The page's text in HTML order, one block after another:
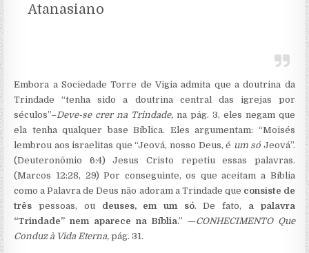
Atanasiano
Embora a Sociedade Torre de Vigia admita que a doutrina da
Trindade “tenha sido a doutrina central das igrejas por
séculos”–Deve-se crer na Trindade, na pág. 3, eles negam que
ela tenha qualquer base Bíblica. Eles argumentam: “Moisés
lembrou aos israelitas que “Jeová, nosso Deus, é um só Jeová”.
(Deuteronômio 6:4) Jesus Cristo repetiu essas palavras.
(Marcos 12:28, 29) Por conseguinte, os que aceitam a Bíblia
como a Palavra de Deus não adoram a Trindade que consiste de
três pessoas, ou deuses, em um só. De fato, a palavra
“Trindade” nem aparece na Bíblia.” —CONHECIMENTO Que
Conduz à Vida Eterna, pág. 31.